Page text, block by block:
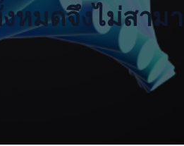
หมดจึงไม่สา